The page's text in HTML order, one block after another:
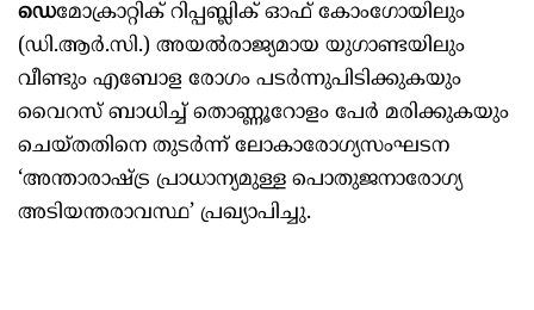
ഡെമോക്രാറ്റിക് റിപ്പബ്ലിക് ഓഫ് കോംഗോയിലും
(ഡി.ആർ.സി.) അയൽരാജ്യമായ യുഗാണ്ടയിലും
വീണ്ടും എബോള രോഗം പടർന്നുപിടിക്കുകയും
വൈറസ് ബാധിച്ച് തൊണ്ണൂറോളം പേർ മരിക്കുകയും
ചെയ്തതിനെ തുടർന്ന് ലോകാരോഗ്യസംഘടന
‘അന്താരാഷ്ട്ര പ്രാധാന്യമുള്ള പൊതുജനാരോഗ്യ
അടിയന്തരാവസ്ഥ’ പ്രഖ്യാപിച്ചു.